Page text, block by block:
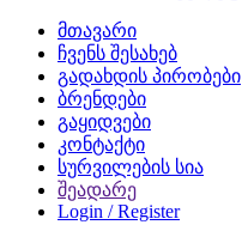
მთავარი
ჩვენს შესახებ
გადახდის პირობები
ბრენდები
გაყიდვები
კონტაქტი
სურვილების სია
შეადარე
Login / Register